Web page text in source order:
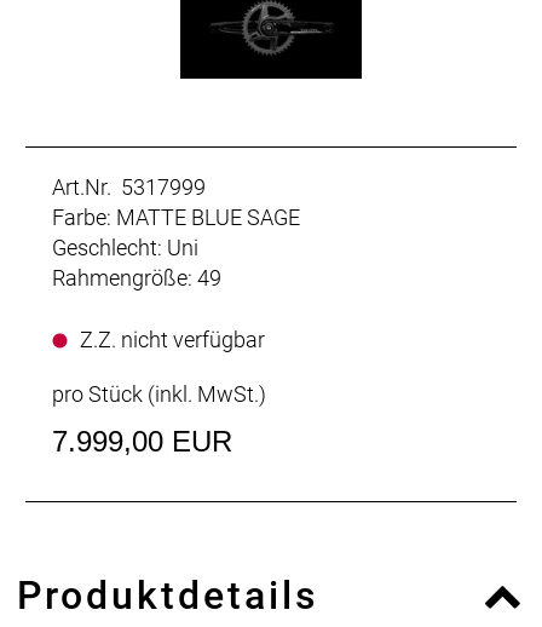
Art.Nr. 5317999
Farbe: MATTE BLUE SAGE
Geschlecht: Uni
Rahmengröße: 49
Z.Z. nicht verfügbar
pro Stück (inkl. MwSt.)
7.999,00 EUR
Produktdetails